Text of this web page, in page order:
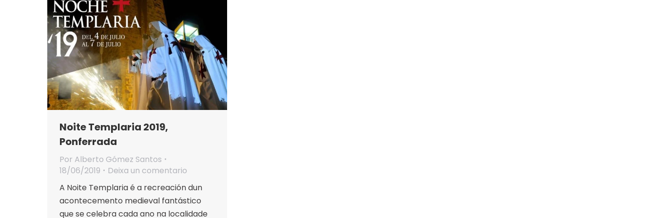
Noite Templaria 2019,
Ponferrada
Por Alberto Gómez Santos
18/06/2019
Deixa un comentario
A Noite Templaria é a recreación dun
acontecemento medieval fantástico
que se celebra cada ano na localidade